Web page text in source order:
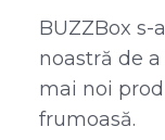
BUZZBox s-
noastră de
mai noi
frumoasă.